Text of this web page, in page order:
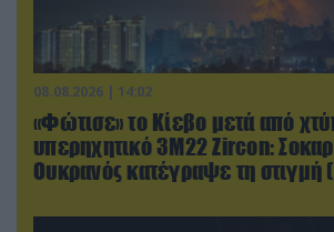
08.08.2026 | 14:02
«Φώτισε» το Κίεβο μετά από
υπερηχητικό 3M22 Zircon:
Ουκρανός κατέγραψε τη στιγμή